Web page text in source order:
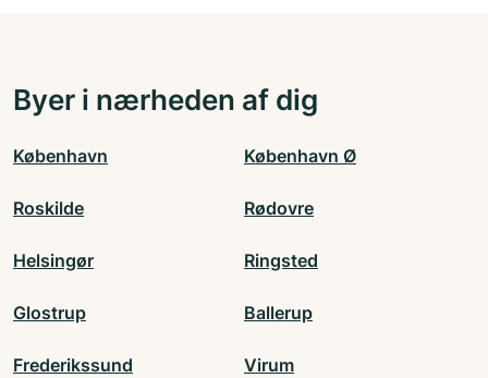
Byer i nærheden af dig
København København Ø
Roskilde Rødovre
Helsingør Ringsted
Glostrup Ballerup
Frederikssund Virum